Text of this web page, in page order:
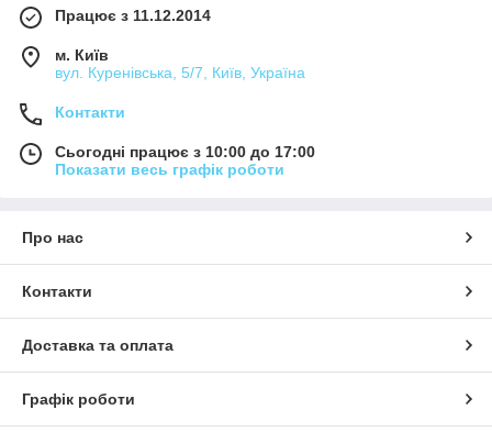
Працює з 11.12.2014
м. Київ
вул. Куренівська, 5/7, Київ, Україна
Контакти
Сьогодні працює з 10:00 до 17:00
Показати весь графік роботи
Про нас
Контакти
Доставка та оплата
Графік роботи